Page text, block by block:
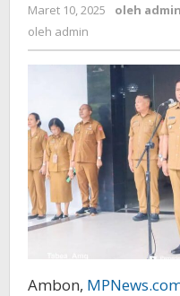
Maret 10, 2025 oleh admin
oleh admin
Ambon,